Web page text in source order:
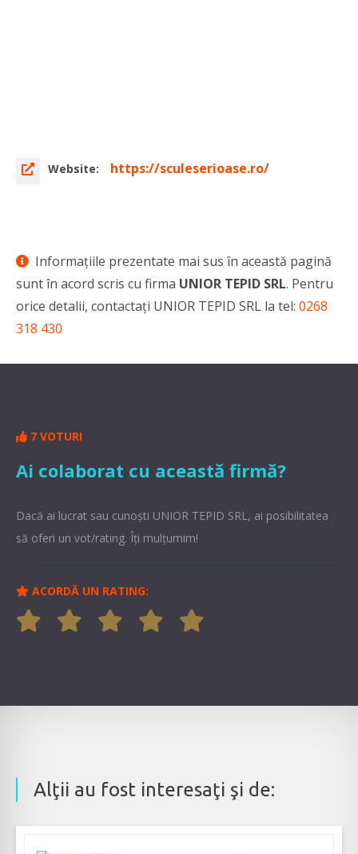
Website: https://sculeserioase.ro/
Informaţiile prezentate mai sus în această pagină
sunt în acord scris cu firma UNIOR TEPID SRL. Pentru
orice detalii, contactaţi UNIOR TEPID SRL la tel: 0268
318 430
7 VOTURI
Ai colaborat cu această firmă?
Dacă ai lucrat sau cunoşti UNIOR TEPID SRL, ai posibilitatea
să oferi un vot/rating. Îți mulțumim!
ACORDĂ UN RATING:
Alţii au fost interesaţi şi de: